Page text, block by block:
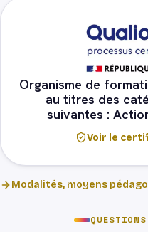
Organisme de
au titres des
suivantes :
Voir le
Modalités, moyens